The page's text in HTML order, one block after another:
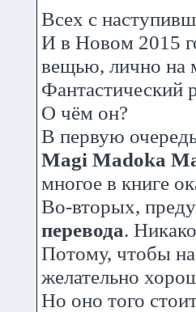
Всех с
И в Новом 2015
вещью, лично на
Фантастический
О чём он?
В первую
Magi Madoka
многое в книге
Во-вторых,
перевода.
Потому, чтобы
желательно
Но оно того